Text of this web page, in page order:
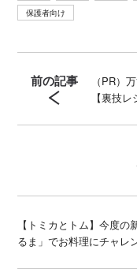
保護者向け
前の記事
（PR）
【裏技レ
【トミカとトム】今度の
るま」でお料理にチャレ